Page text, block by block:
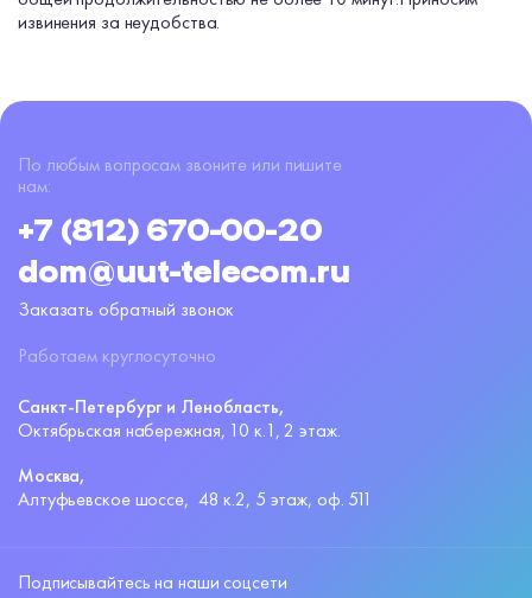
извинения за неудобства.
По любым вопросам звоните или пишите
нам:
+7 (812) 670-00-20
dom@uut-telecom.ru
Заказать обратный звонок
Работаем круглосуточно
Санкт-Петербург и Ленобласть,
Октябрьская набережная, 10 к.1, 2 этаж.
Москва,
Алтуфьевское шоссе, 48 к.2, 5 этаж, оф. 511
Подписывайтесь на наши соцсети